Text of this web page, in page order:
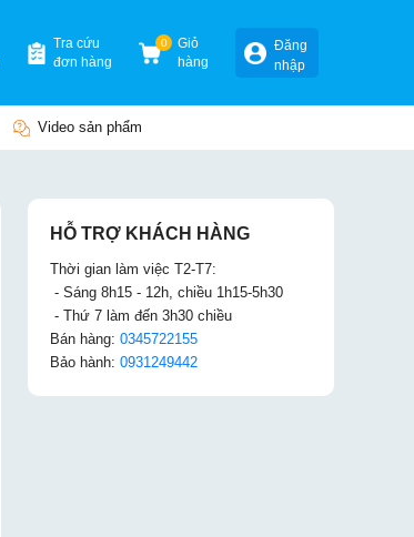
Tra cứu
đơn hàng
0
Giỏ
hàng
Đăng
nhập
Video sản phẩm
HỖ TRỢ KHÁCH HÀNG
Thời gian làm việc T2-T7:
- Sáng 8h15 - 12h, chiều 1h15-5h30
- Thứ 7 làm đến 3h30 chiều
Bán hàng: 0345722155
Bảo hành: 0931249442